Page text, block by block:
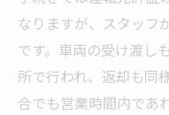
早朝や深夜
レンタカー
空港から直
急な予定変
なりますが、スタッフ
です。車両の受け渡し
所で行われ、返却も同
合でも営業時間内であ